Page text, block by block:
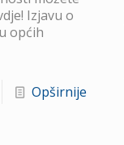
Izjavu o
općih
Opširnije